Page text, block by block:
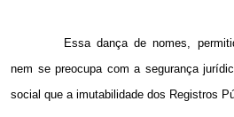
Essa dança de nomes,
nem se preocupa com a segurança
social que a imutabilidade dos Registros